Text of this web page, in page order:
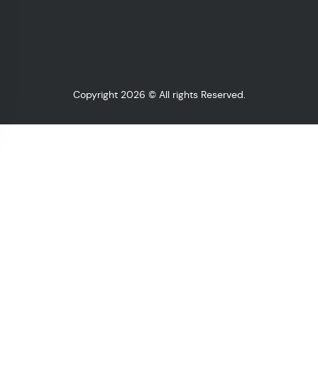
Copyright 2026 © All rights Reserved.